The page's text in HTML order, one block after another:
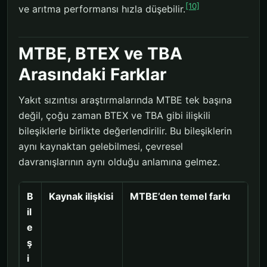
ve arıtma performansı hızla düşebilir.[10]
MTBE, BTEX ve TBA
Arasındaki Farklar
Yakıt sızıntısı araştırmalarında MTBE tek başına
değil, çoğu zaman BTEX ve TBA gibi ilişkili
bileşiklerle birlikte değerlendirilir. Bu bileşiklerin
aynı kaynaktan gelebilmesi, çevresel
davranışlarının aynı olduğu anlamına gelmez.
B
il
e
ş
i
Kaynak ilişkisi MTBE’den temel farkı